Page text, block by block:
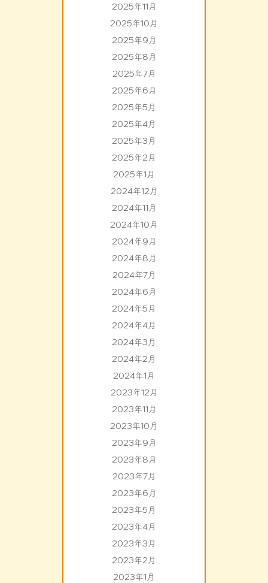
2025年11月
2025年10月
2025年9月
2025年8月
2025年7月
2025年6月
2025年5月
2025年4月
2025年3月
2025年2月
2025年1月
2024年12月
2024年11月
2024年10月
2024年9月
2024年8月
2024年7月
2024年6月
2024年5月
2024年4月
2024年3月
2024年2月
2024年1月
2023年12月
2023年11月
2023年10月
2023年9月
2023年8月
2023年7月
2023年6月
2023年5月
2023年4月
2023年3月
2023年2月
2023年1月